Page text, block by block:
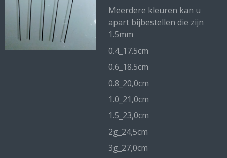
Meerdere kleuren kan u
apart bijbestellen die zijn
1.5mm
0.4_17.5cm
0.6_18.5cm
0.8_20,0cm
1.0_21,0cm
1.5_23,0cm
2g_24,5cm
3g_27,0cm